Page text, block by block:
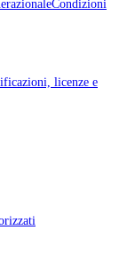
Condizioni
licenze e